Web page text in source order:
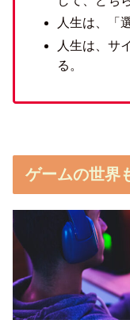
人生は、「
人生は、サ
る。
ゲームの世界